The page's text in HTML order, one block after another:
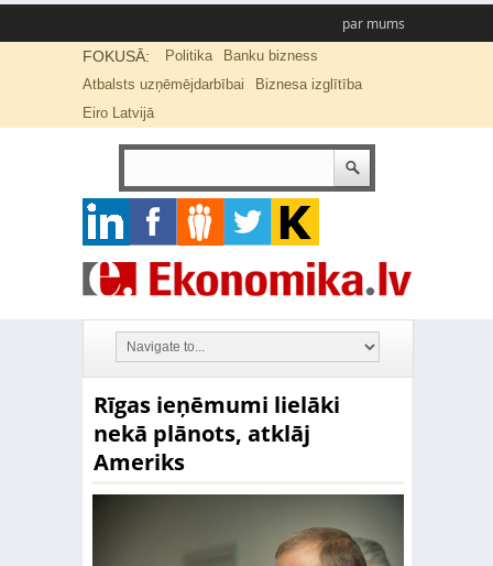
par mums
FOKUSĀ: Politika
Banku bizness
Atbalsts uzņēmējdarbībai
Biznesa izglītība
Eiro Latvijā
Rīgas ieņēmumi lielāki
nekā plānots, atklāj
Ameriks